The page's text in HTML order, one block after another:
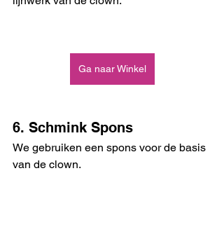
Ga naar Winkel
6. Schmink Spons
We gebruiken een spons voor de basis
van de clown.